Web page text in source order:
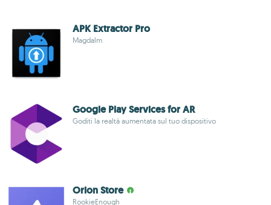
APK Extractor Pro
Magdalm
Google Play Services for AR
Goditi la realtà aumentata sul tuo dispositivo
Orion Store
RookieEnough